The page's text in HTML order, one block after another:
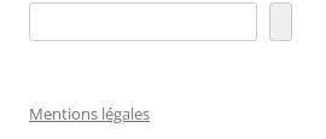
Mentions légales